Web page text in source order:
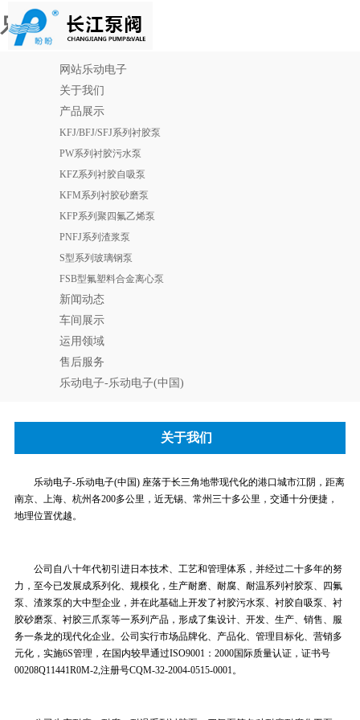
乐动电子
网站乐动电子
关于我们
产品展示
KFJ/BFJ/SFJ系列衬胶泵
PW系列衬胶污水泵
KFZ系列衬胶自吸泵
KFM系列衬胶砂磨泵
KFP系列聚四氟乙烯泵
PNFJ系列渣浆泵
S型系列玻璃钢泵
FSB型氟塑料合金离心泵
新闻动态
车间展示
运用领域
售后服务
乐动电子-乐动电子(中国)
关于我们
乐动电子-乐动电子(中国) 座落于长三角地带现代化的港口城市江阴，距离
南京、上海、杭州各200多公里，近无锡、常州三十多公里，交通十分便捷，
地理位置优越。
公司自八十年代初引进日本技术、工艺和管理体系，并经过二十多年的努
力，至今已发展成系列化、规模化，生产耐磨、耐腐、耐温系列衬胶泵、四氟
泵、渣浆泵的大中型企业，并在此基础上开发了衬胶污水泵、衬胶自吸泵、衬
胶砂磨泵、衬胶三爪泵等一系列产品，形成了集设计、开发、生产、销售、服
务一条龙的现代化企业。公司实行市场品牌化、产品化、管理目标化、营销多
元化，实施6S管理，在国内较早通过ISO9001：2000国际质量认证，证书号
00208Q11441R0M-2,注册号CQM-32-2004-0515-0001。